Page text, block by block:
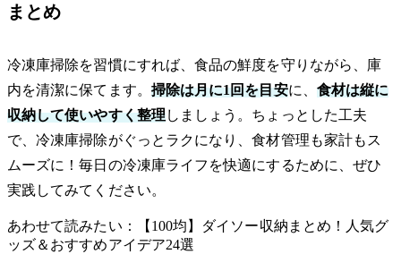
まとめ
冷凍庫掃除を習慣にすれば、食品の鮮度を守りながら、庫
内を清潔に保てます。 掃除は月に1回を目安に、 食材は縦に
収納して使いやすく整理しましょう。ちょっとした工夫
で、冷凍庫掃除がぐっとラクになり、食材管理も家計もス
ムーズに！毎日の冷凍庫ライフを快適にするために、ぜひ
実践してみてください。
あわせて読みたい：【100均】ダイソー収納まとめ！人気グ
ッズ＆おすすめアイデア24選